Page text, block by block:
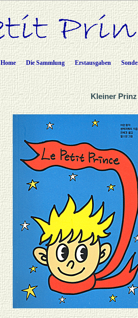
Home Die Sammlung Erstausgaben
Kleiner Prinz